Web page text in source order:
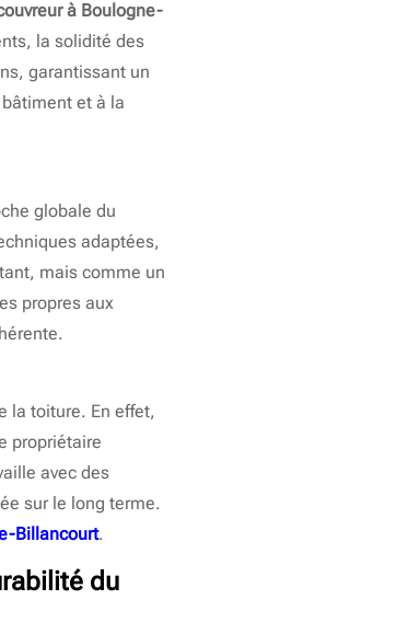
à Boulogne-
la solidité des
garantissant un
et à la
globale du
adaptées,
mais comme un
propres aux
la toiture. En effet,
propriétaire
avec des
sur le long terme.
Billancourt.
du